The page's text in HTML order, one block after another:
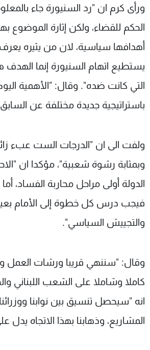
ورأى كرم ان "رد السنيورة جاء
الحكم للقضاء، ولكن إثارة الموضوع
أهدافها سياسية، لان من يثيره يعرف
يستطيع اتهام السنيورة إنما
التي كانت ضده". وقال: "الأهمية
باستراتيجية جديدة مختلفة عن
ولفت الى ان "الدرجات الست عبء
وبمثابة رشوة شعبية"، مؤكدا ان
الدولة أولى مراحل محاربة الفساد،
فيجب درس كل خطوة إلى الأمام
والتجييش السياسي".
وقال: "سننهي قريبا ورشات العمل
كاملا وشاملا على الشعب اللبناني
انه "سيحصل تنسيق بين نوابنا
المشاريع، وذهابنا بهذا الاتجاه يدل